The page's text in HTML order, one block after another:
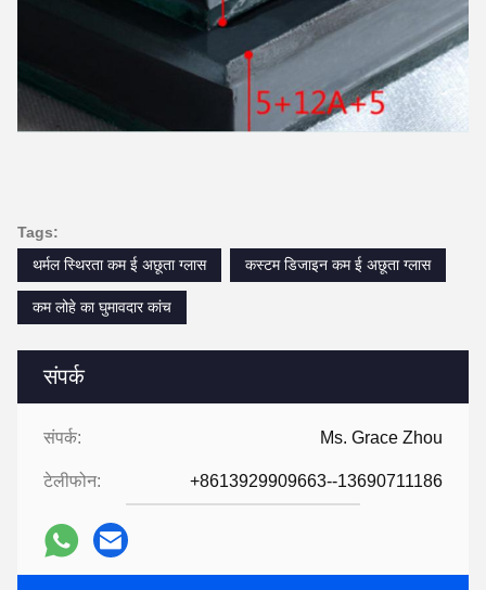
संपर्क
संपर्क: Ms. Grace Zhou
टेलीफोन: +8613929909663--13690711186
Tags:
थर्मल स्थिरता कम ई अछूता ग्लास
कस्टम डिजाइन कम ई अछूता ग्लास
कम लोहे का घुमावदार कांच